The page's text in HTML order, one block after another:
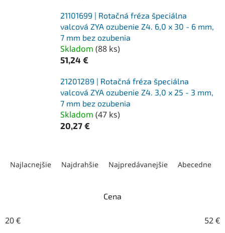
21101699 | Rotačná fréza špeciálna
valcová ZYA ozubenie Z4. 6,0 x 30 - 6 mm,
7 mm bez ozubenia
Skladom (88 ks)
51,24 €
21201289 | Rotačná fréza špeciálna
valcová ZYA ozubenie Z4. 3,0 x 25 - 3 mm,
7 mm bez ozubenia
Skladom (47 ks)
20,27 €
e
Najlacnejšie Najdrahšie Najpredávanejšie Abecedne
Cena
20€ 52€